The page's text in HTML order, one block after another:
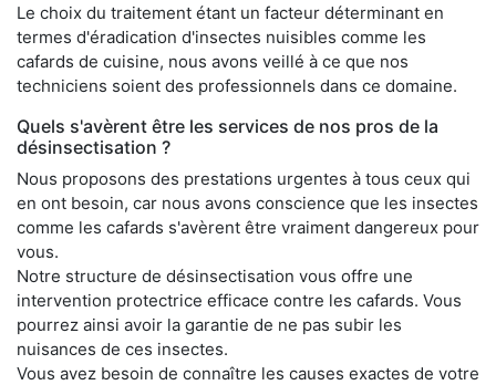
Le choix du traitement étant un facteur déterminant en
termes d'éradication d'insectes nuisibles comme les
cafards de cuisine, nous avons veillé à ce que nos
techniciens soient des professionnels dans ce domaine.
Quels s'avèrent être les services de nos pros de la
désinsectisation ?
Nous proposons des prestations urgentes à tous ceux qui
en ont besoin, car nous avons conscience que les insectes
comme les cafards s'avèrent être vraiment dangereux pour
vous.
Notre structure de désinsectisation vous offre une
intervention protectrice efficace contre les cafards. Vous
pourrez ainsi avoir la garantie de ne pas subir les
nuisances de ces insectes.
Vous avez besoin de connaître les causes exactes de votre